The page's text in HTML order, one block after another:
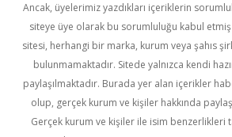
Ancak, üyelerimiz yazdıkları içeriklerin
siteye üye olarak bu sorumluluğu kabul etmiş
sitesi, herhangi bir marka, kurum veya şahıs
bulunmamaktadır. Sitede yalnızca kendi
paylaşılmaktadır. Burada yer alan içerikler
olup, gerçek kurum ve kişiler hakkında
Gerçek kurum ve kişiler ile isim benzerlikleri